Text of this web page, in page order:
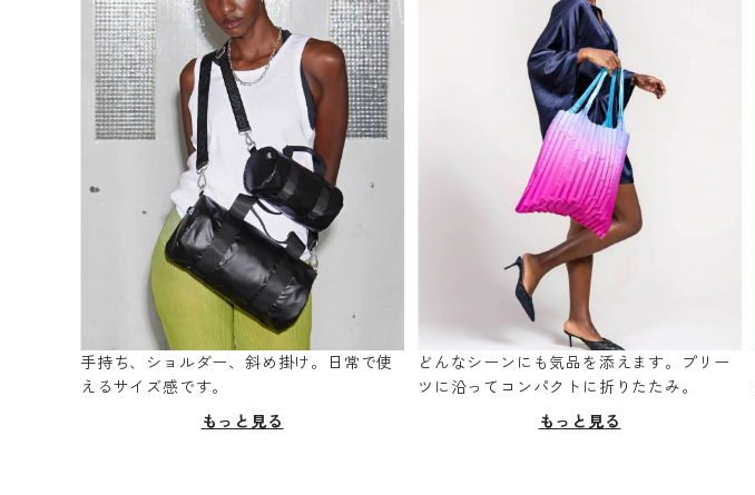
手持ち、ショルダー、斜め掛け。日常で使
えるサイズ感です。
もっと見る
どんなシーンにも気品を添えます。プリー
ツに沿ってコンパクトに折りたたみ。
もっと見る